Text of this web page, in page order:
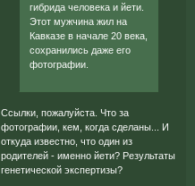
гибрида человека и йети.
Этот мужчина жил на
Кавказе в начале 20 века,
сохранились даже его
фотографии.
Ссылки, пожалуйста. Что за
фотографии, кем, когда сделаны... И
откуда известно, что один из
родителей - именно йети? Результаты
генетической экспертизы?